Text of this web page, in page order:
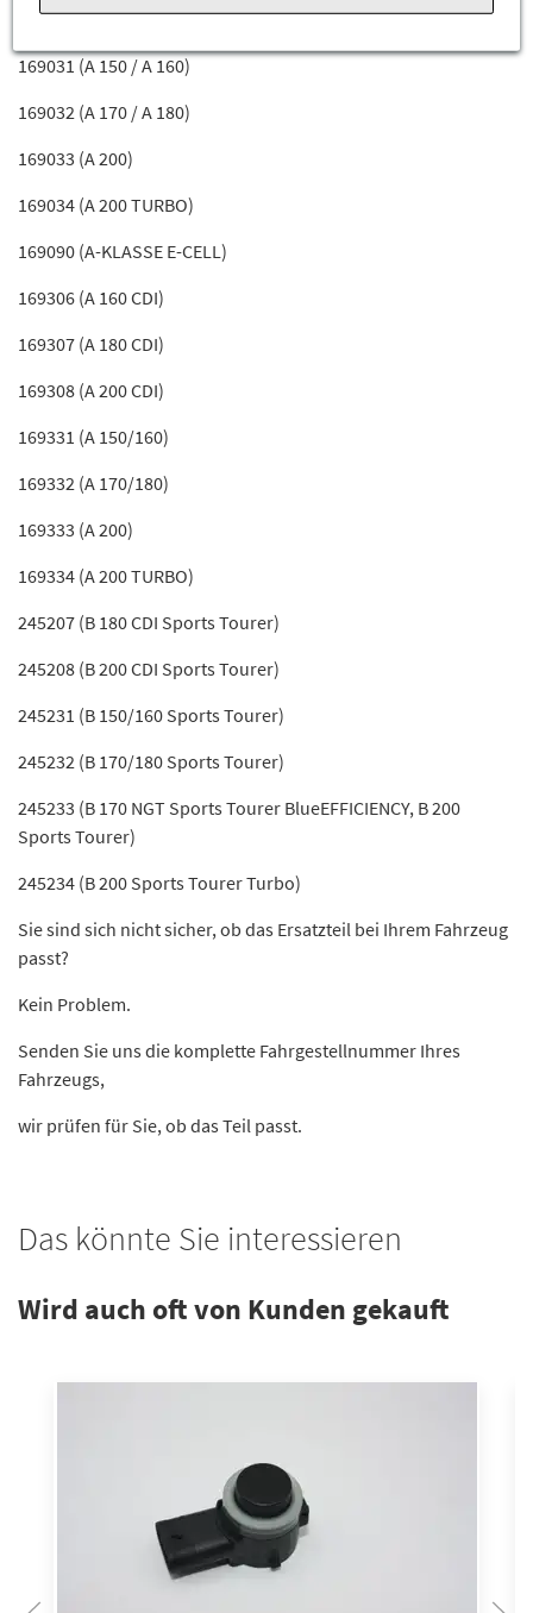
169008 (A 200 CDI)
169031 (A 150 / A 160)
169032 (A 170 / A 180)
169033 (A 200)
169034 (A 200 TURBO)
169090 (A-KLASSE E-CELL)
169306 (A 160 CDI)
169307 (A 180 CDI)
169308 (A 200 CDI)
169331 (A 150/160)
169332 (A 170/180)
169333 (A 200)
169334 (A 200 TURBO)
245207 (B 180 CDI Sports Tourer)
245208 (B 200 CDI Sports Tourer)
245231 (B 150/160 Sports Tourer)
245232 (B 170/180 Sports Tourer)
245233 (B 170 NGT Sports Tourer BlueEFFICIENCY, B 200
Sports Tourer)
245234 (B 200 Sports Tourer Turbo)
Sie sind sich nicht sicher, ob das Ersatzteil bei Ihrem Fahrzeug
passt?
Kein Problem.
Senden Sie uns die komplette Fahrgestellnummer Ihres
Fahrzeugs,
wir prüfen für Sie, ob das Teil passt.
Das könnte Sie interessieren
Wird auch oft von Kunden gekauft